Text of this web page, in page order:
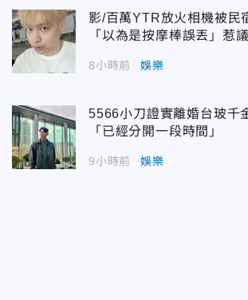
影/百萬YTR放火相機被民
「以為是按摩棒誤丟」惹議
8小時前 娛樂
5566小刀證實離婚台玻千
「已經分開一段時間」
9小時前 娛樂